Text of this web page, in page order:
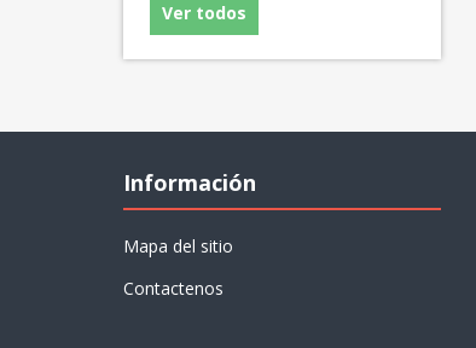
Ver todos
Información
Mapa del sitio
Contactenos